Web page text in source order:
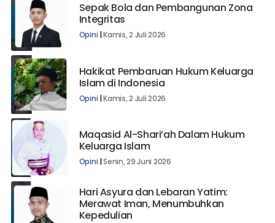
Sepak Bola dan Pembangunan Zona
Integritas
Opini |Kamis, 2 Juli 2026
Hakikat Pembaruan Hukum Keluarga
Islam di Indonesia
Opini |Kamis, 2 Juli 2026
Maqasid Al-Shari’ah Dalam Hukum
Keluarga Islam
Opini |Senin, 29 Juni 2026
Hari Asyura dan Lebaran Yatim:
Merawat Iman, Menumbuhkan
Kepedulian